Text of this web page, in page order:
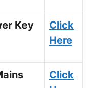
Key
Click
Here
Click